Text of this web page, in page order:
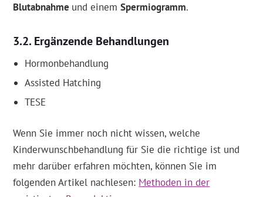
Blutabnahme und einemSpermiogramm.
Ergänzende Behandlungen
Hormonbehandlung
Assisted Hatching
TESE
Wenn Sie immer noch nicht wissen, welche
Kinderwunschbehandlung für Sie die richtige ist und
mehr darüber erfahren möchten, können Sie im
folgenden Artikel nachlesen: Methoden in der